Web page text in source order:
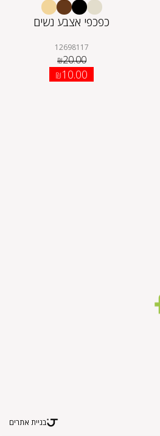
כפכפי אצבע נשים
12698117
₪20.00
₪10.00
בניית אתרים